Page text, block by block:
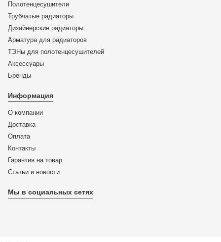
Полотенцесушители
Трубчатые радиаторы
Дизайнерские радиаторы
Арматура для радиаторов
ТЭНы для полотенцесушителей
Аксессуары
Бренды
Информация
О компании
Доставка
Оплата
Контакты
Гарантия на товар
Статьи и новости
Мы в социальных сетях